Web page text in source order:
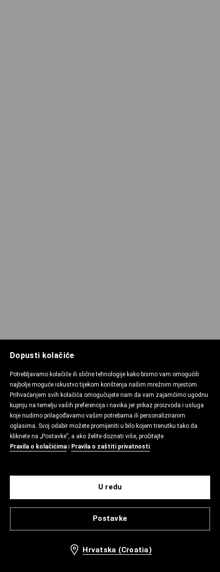
Dopusti kolačiće
Potrebljavamo kolačiće ili slične tehnologije kako bismo vam omogućili
najbolje moguće iskustvo tijekom korištenja našim mrežnim mjestom.
Prihvaćanjem svih kolačića omogućujete nam da vam zajamčimo ugodnu
kupnju na temelju vaših preferencija i navika jer prikaz proizvoda i usluga
koje nudimo prilagođavamo vašim potrebama ili personaliziranim
oglasima. Svoj odabir možete promijeniti u bilo kojem trenutku tako da
kliknete na „Postavke”, a ako želite doznati više, pročitajte
Pravila o kolačićima i Pravila o zaštiti privatnosti.
Postavke
U redu
Hrvatska (Croatia)